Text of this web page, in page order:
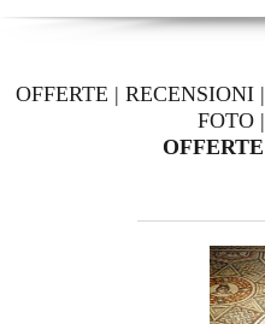
OFFERTE | RECENSIONI |
FOTO|